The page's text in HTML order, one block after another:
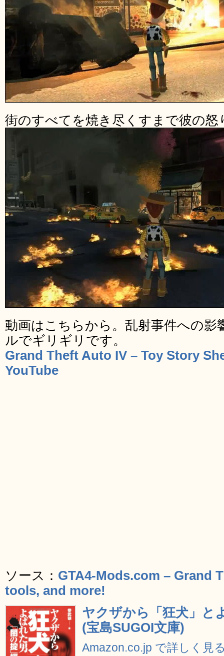
街のすべてを焼き尽くすまで彼の
動画はこちらから。乱射事件への
ルでギリギリです。
Grand Theft Auto IV – Toy Story
YouTube
ソース： GTA4-Mods.com – Grand
tools, and more!
ヤクザから「狂犬」と
(宝島SUGOI文庫)
Amazon.co.jp で詳しく見